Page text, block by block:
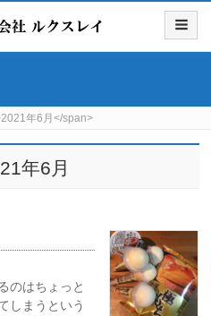
年6月</span>
年6月
のはちょっと
しまうという